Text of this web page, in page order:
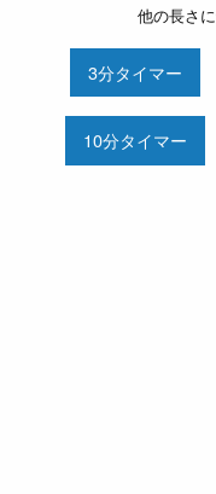
他の長さ
3分タイマー
10分タイマー